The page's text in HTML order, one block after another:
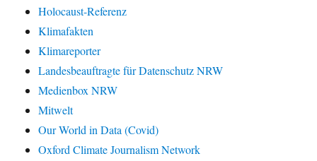
Holocaust-Referenz
Klimafakten
Klimareporter
Landesbeauftragte für Datenschutz NRW
Medienbox NRW
Mitwelt
Our World in Data (Covid)
Oxford Climate Journalism Network